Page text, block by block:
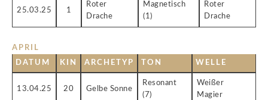
25.03.25 1
Roter
Drache
Magnetisch
(1)
Roter
Drache
APRIL
DATUM
KIN ARCHETYP TON WELLE
13.04.25 20 Gelbe Sonne
Resonant
(7)
Weißer
Magier